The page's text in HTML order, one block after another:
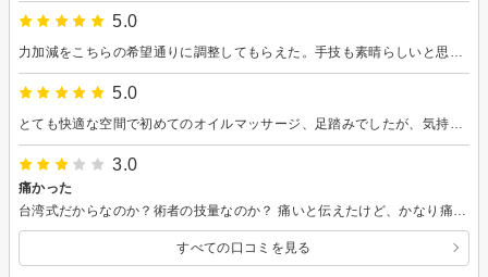
5.0
5.0
3.0
痛かった
すべての口コミを見る